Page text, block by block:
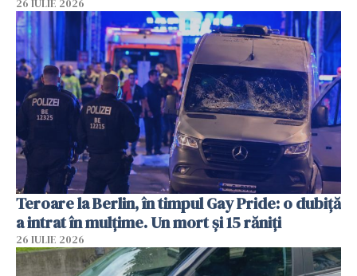
26 IULIE 2026
Teroare la Berlin, în timpul Gay Pride: o dubiță
a intrat în mulțime. Un mort și 15 răniți
26 IULIE 2026